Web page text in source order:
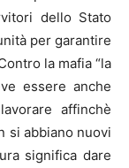
dello Stato
per garantire
la mafia “la
essere anche
affinchè
si abbiano nuovi
significa dare